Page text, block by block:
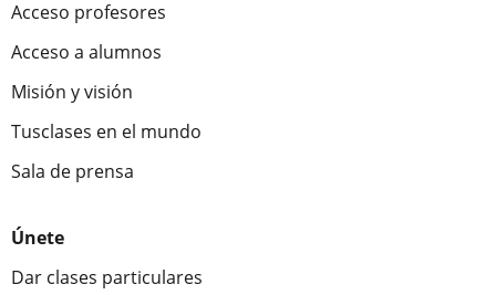
Acceso profesores
Acceso a alumnos
Misión y visión
Tusclases en el mundo
Sala de prensa
Únete
Dar clases particulares